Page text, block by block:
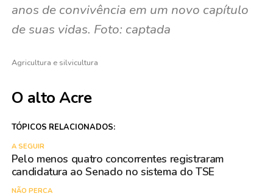
anos de convivência em um novo capítulo
de suas vidas. Foto: captada
Agricultura e silvicultura
O alto Acre
TÓPICOS RELACIONADOS:
A SEGUIR
Pelo menos quatro concorrentes registraram
candidatura ao Senado no sistema do TSE
NÃO PERCA